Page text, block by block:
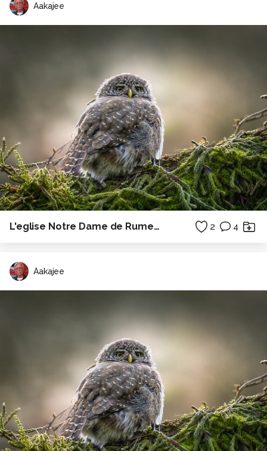
Aakajee
L'eglise Notre Dame de Rumengol - Bretagne 2 4
Aakajee